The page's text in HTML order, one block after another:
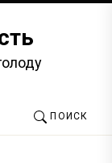
ПОИСК